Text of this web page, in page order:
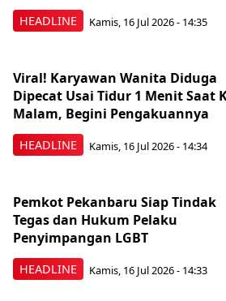
HEADLINE Kamis, 16 Jul 2026 - 14:35
HEADLINE
Viral! Karyawan Wanita Diduga
Dipecat Usai Tidur 1 Menit Saat
Malam, Begini Pengakuannya
Kamis, 16 Jul 2026 - 14:34
HEADLINE
Pemkot Pekanbaru Siap Tindak
Tegas dan Hukum Pelaku
Penyimpangan LGBT
Kamis, 16 Jul 2026 - 14:33